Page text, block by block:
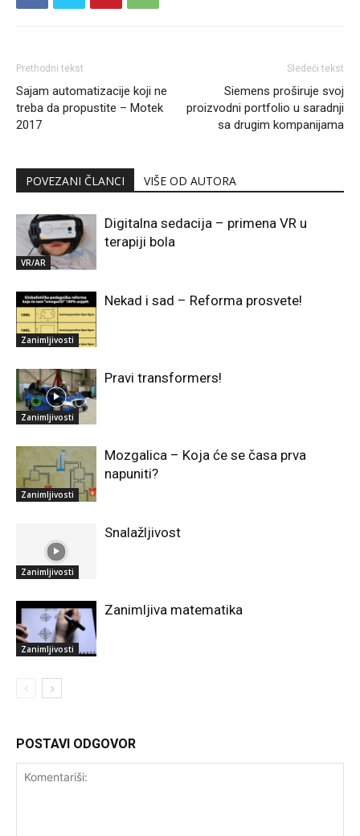
Prethodni tekst
Sajam automatizacije koji ne
treba da propustite – Motek
2017
Sledeći tekst
Siemens proširuje svoj
proizvodni portfolio u saradnji
sa drugim kompanijama
POVEZANI ČLANCI VIŠE OD AUTORA
VR/AR
Digitalna sedacija – primena VR u
terapiji bola
Zanimljivosti
Nekad i sad – Reforma prosvete!
Zanimljivosti
Pravi transformers!
Zanimljivosti
Mozgalica – Koja će se časa prva
napuniti?
Zanimljivosti
Snalažljivost
Zanimljivosti
Zanimljiva matematika
POSTAVI ODGOVOR